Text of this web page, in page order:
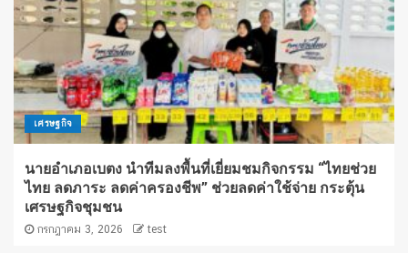
เศรษฐกิจ
นายอำเภอเบตง นำทีมลงพื้นที่เยี่ยมชมกิจกรรม “ไทยช่วย
ไทย ลดภาระ ลดค่าครองชีพ” ช่วยลดค่าใช้จ่าย กระตุ้น
เศรษฐกิจชุมชน
กรกฎาคม 3, 2026 test